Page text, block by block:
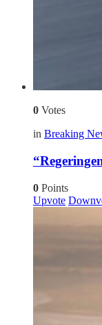
0 Votes
in Breaking
0 Points
Upvote